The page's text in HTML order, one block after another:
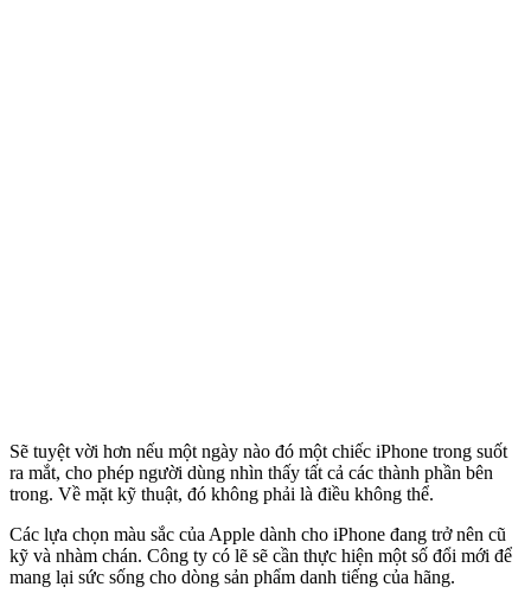
Sẽ tuyệt vời hơn nếu một ngày nào đó một chiếc iPhone trong suốt
ra mắt, cho phép người dùng nhìn thấy tất cả các thành phần bên
trong. Về mặt kỹ thuật, đó không phải là điều không thể.
Các lựa chọn màu sắc của Apple dành cho iPhone đang trở nên cũ
kỹ và nhàm chán. Công ty có lẽ sẽ cần thực hiện một số đổi mới để
mang lại sức sống cho dòng sản phẩm danh tiếng của hãng.